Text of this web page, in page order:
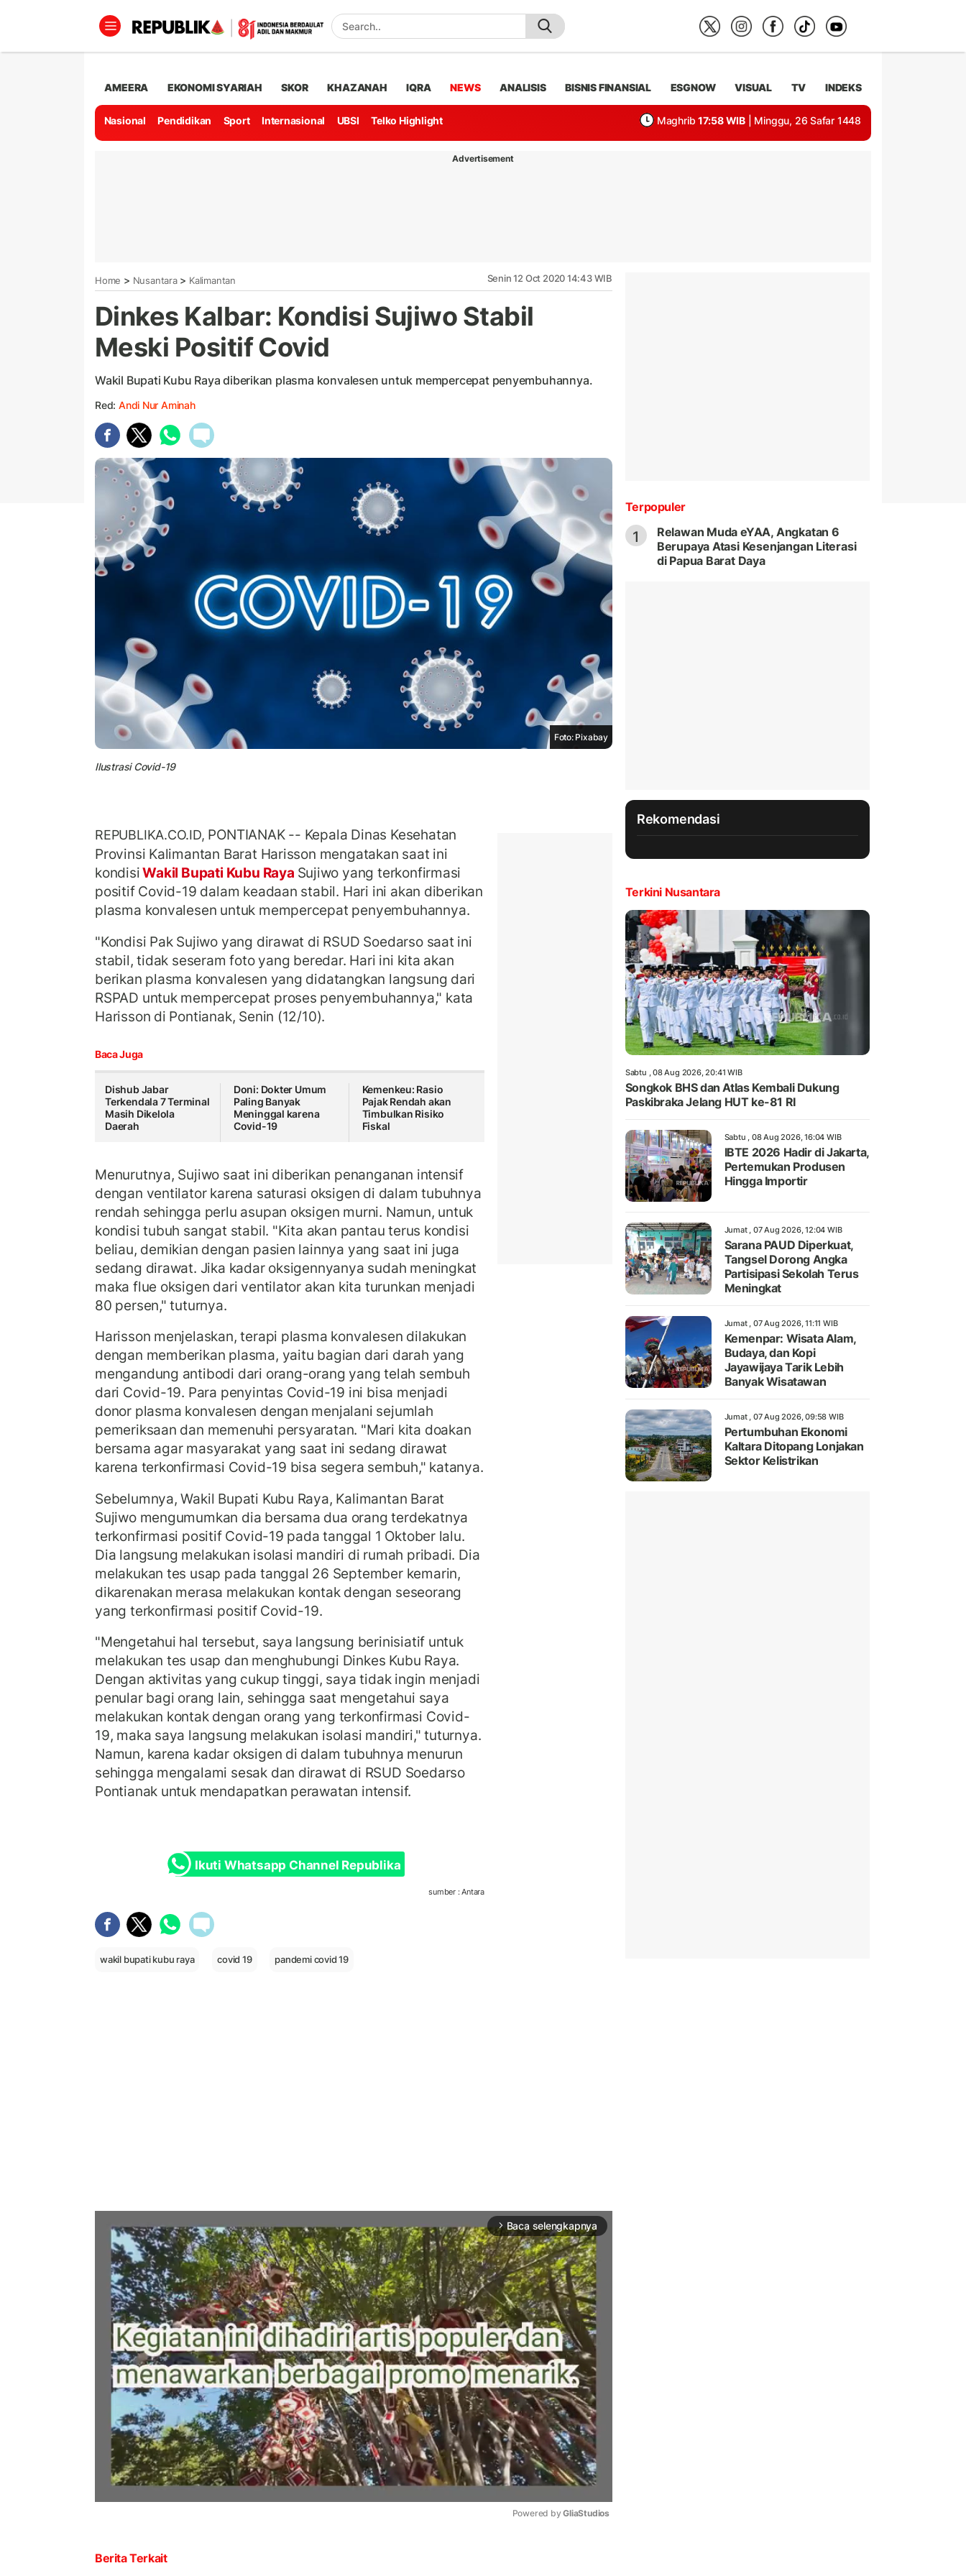
AMEERA EKONOMI SYARIAH SKOR KHAZANAH IQRA NEWS ANALISIS BISNIS FINANSIAL ESGNOW VISUAL TV INDEKS
Nasional Pendidikan Sport Internasional UBSI Telko Highlight Maghrib 17:58 WIB | Minggu, 26 Safar 1448
Advertisement
Home > Nusantara> Kalimantan Senin 12 Oct 2020 14:43 WIB
Dinkes Kalbar: Kondisi Sujiwo Stabil
Meski Positif Covid
Wakil Bupati Kubu Raya diberikan plasma konvalesen untuk mempercepat penyembuhannya.
Red: Andi Nur Aminah
Foto: Pixabay
Ilustrasi Covid-19
REPUBLIKA.CO.ID, PONTIANAK -- Kepala Dinas Kesehatan
Provinsi Kalimantan Barat Harisson mengatakan saat ini
kondisiWakil Bupati Kubu Raya Sujiwo yang terkonfirmasi
positif Covid-19 dalam keadaan stabil. Hari ini akan diberikan
plasma konvalesen untuk mempercepat penyembuhannya.
"Kondisi Pak Sujiwo yang dirawat di RSUD Soedarso saat ini
stabil, tidak seseram foto yang beredar. Hari ini kita akan
berikan plasma konvalesen yang didatangkan langsung dari
RSPAD untuk mempercepat proses penyembuhannya," kata
Harisson di Pontianak, Senin (12/10).
Baca Juga
Dishub Jabar
Terkendala 7 Terminal
Masih Dikelola
Daerah
Doni: Dokter Umum
Paling Banyak
Meninggal karena
Covid-19
Kemenkeu: Rasio
Pajak Rendah akan
Timbulkan Risiko
Fiskal
Menurutnya, Sujiwo saat ini diberikan penanganan intensif
dengan ventilator karena saturasi oksigen di dalam tubuhnya
rendah sehingga perlu asupan oksigen murni. Namun, untuk
kondisi tubuh sangat stabil. "Kita akan pantau terus kondisi
beliau, demikian dengan pasien lainnya yang saat ini juga
sedang dirawat. Jika kadar oksigennyanya sudah meningkat
maka flue oksigen dari ventilator akan kita turunkan menjadi
80 persen," tuturnya.
Harisson menjelaskan, terapi plasma konvalesen dilakukan
dengan memberikan plasma, yaitu bagian dari darah yang
mengandung antibodi dari orang-orang yang telah sembuh
dari Covid-19. Para penyintas Covid-19 ini bisa menjadi
donor plasma konvalesen dengan menjalani sejumlah
pemeriksaan dan memenuhi persyaratan. "Mari kita doakan
bersama agar masyarakat yang saat ini sedang dirawat
karena terkonfirmasi Covid-19 bisa segera sembuh," katanya.
Sebelumnya, Wakil Bupati Kubu Raya, Kalimantan Barat
Sujiwo mengumumkan dia bersama dua orang terdekatnya
terkonfirmasi positif Covid-19 pada tanggal 1 Oktober lalu.
Dia langsung melakukan isolasi mandiri di rumah pribadi. Dia
melakukan tes usap pada tanggal 26 September kemarin,
dikarenakan merasa melakukan kontak dengan seseorang
yang terkonfirmasi positif Covid-19.
"Mengetahui hal tersebut, saya langsung berinisiatif untuk
melakukan tes usap dan menghubungi Dinkes Kubu Raya.
Dengan aktivitas yang cukup tinggi, saya tidak ingin menjadi
penular bagi orang lain, sehingga saat mengetahui saya
melakukan kontak dengan orang yang terkonfirmasi Covid-
19, maka saya langsung melakukan isolasi mandiri," tuturnya.
Namun, karena kadar oksigen di dalam tubuhnya menurun
sehingga mengalami sesak dan dirawat di RSUD Soedarso
Pontianak untuk mendapatkan perawatan intensif.
Ikuti Whatsapp Channel Republika
sumber : Antara
wakil bupati kubu raya covid 19 pandemi covid 19
arrow_forward_ios Baca selengkapnya
Powered by GliaStudios
Berita Terkait
Terpopuler
1
Relawan Muda eYAA, Angkatan 6
Berupaya Atasi Kesenjangan Literasi
di Papua Barat Daya
Rekomendasi
Terkini Nusantara
Sabtu , 08 Aug 2026, 20:41 WIB
Songkok BHS dan Atlas Kembali Dukung
Paskibraka Jelang HUT ke-81 RI
Sabtu , 08 Aug 2026, 16:04 WIB
IBTE 2026 Hadir di Jakarta,
Pertemukan Produsen
Hingga Importir
Jumat , 07 Aug 2026, 12:04 WIB
Sarana PAUD Diperkuat,
Tangsel Dorong Angka
Partisipasi Sekolah Terus
Meningkat
Jumat , 07 Aug 2026, 11:11 WIB
Kemenpar: Wisata Alam,
Budaya, dan Kopi
Jayawijaya Tarik Lebih
Banyak Wisatawan
Jumat , 07 Aug 2026, 09:58 WIB
Pertumbuhan Ekonomi
Kaltara Ditopang Lonjakan
Sektor Kelistrikan